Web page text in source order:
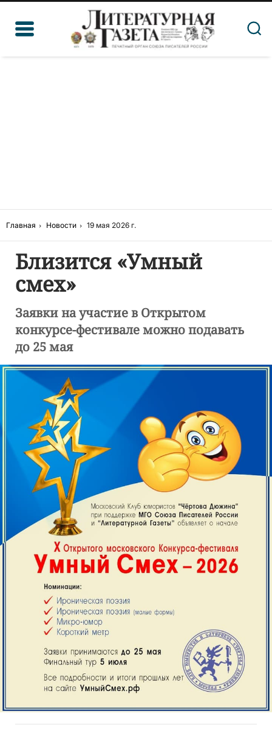
Главная Новости 19 мая 2026 г.
Близится «Умный
смех»
Заявки на участие в Открытом
конкурсе-фестивале можно подавать
до 25 мая